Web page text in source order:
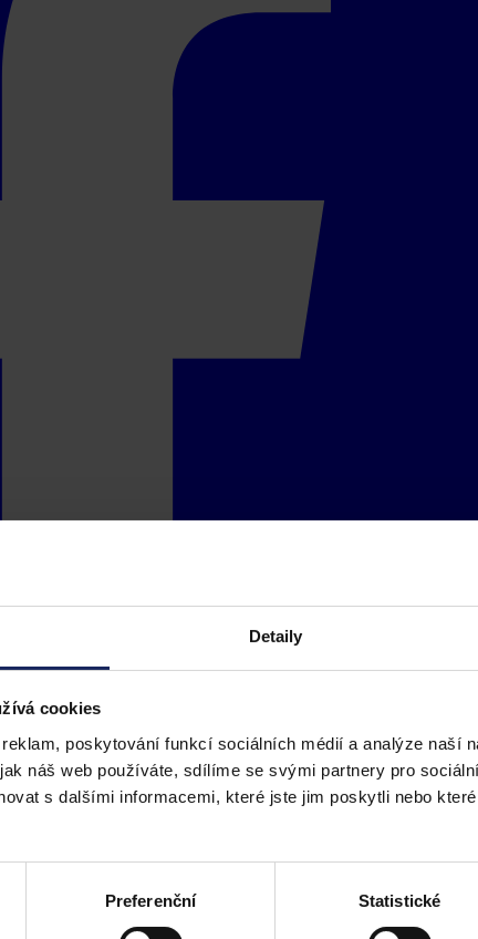
Detaily
cookies
poskytování funkcí sociálních médií a analýze naší
náš web používáte, sdílíme se svými partnery pro
s dalšími informacemi, které jste jim poskytli nebo
Preferenční Statistické